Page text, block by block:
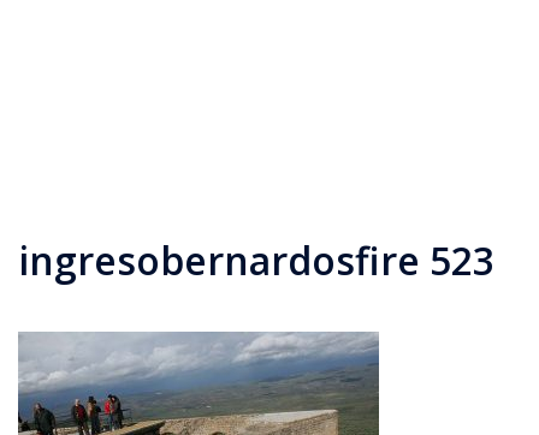
ingresobernardosfire 523